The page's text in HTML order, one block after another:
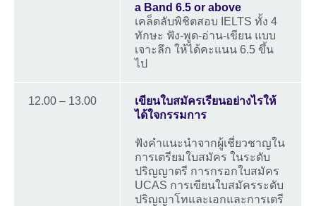
a Band 6.5 or above
เคล็ดลับพิชิตสอบ IELTS ทั้ง 4
ทักษะ ฟัง-พูด-อ่าน-เขียน แบบ
เจาะลึก ให้ได้คะแนน 6.5 ขึ้น
ไป
12.00 – 13.00
เขียนใบสมัครเรียนอย่างไรให้
ได้ใจกรรมการ
ฟังคำแนะนำจากผู้เชี่ยวชาญใน
การเตรียมใบสมัคร ในระดับ
ปริญญาตรี การกรอกใบสมัคร
UCAS การเขียนใบสมัครระดับ
ปริญญาโทและเอกและการเตรี